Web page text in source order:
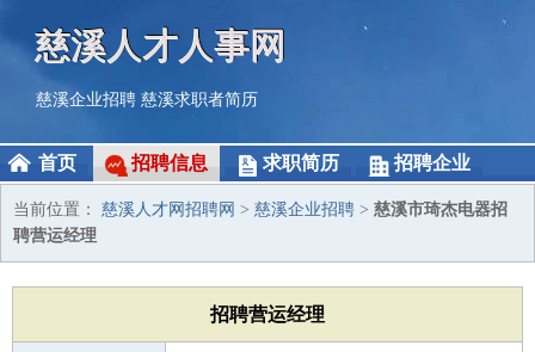
慈溪人才人事网
慈溪企业招聘 慈溪求职者简历
首页 招聘信息 求职简历 招聘企业
当前位置： 慈溪人才网招聘网 > 慈溪企业招聘 > 慈溪市琦杰电器招
聘营运经理
招聘营运经理